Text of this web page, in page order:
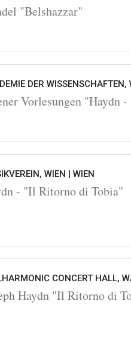
"Belshazzar"
DER WISSENSCHAFTEN,
Vorlesungen "Haydn
WIEN | WIEN
- "Il Ritorno di Tobia"
CONCERT HALL,
Haydn "Il Ritorno di